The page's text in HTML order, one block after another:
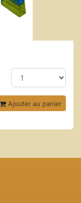
Ajouter au panier